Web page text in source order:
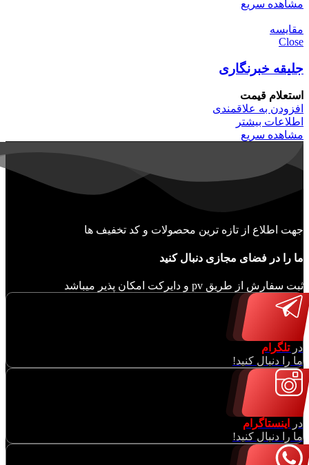
مشاهده سریع
مقایسه
Close
جلیقه خبرنگاری
استعلام قیمت
افزودن به علاقمندی
اطلاعات بیشتر
مشاهده سریع
جهت اطلاع از تازه ترین محصولات و کد تخفیف ها
ما را در فضای مجازی دنبال کنید
ثبت سفارش از طریق pv و دایرکت امکان پذیر میباشد
درتلگرام
ما را دنبال کنید!
در
اینستاگرام
ما را دنبال کنید!